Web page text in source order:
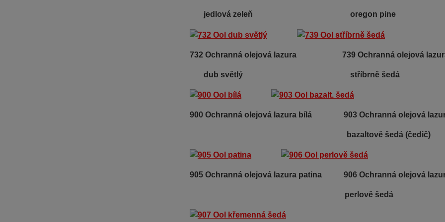
jedlová zeleň oregon pine
732 Ochranná olejová lazura 739 Ochranná olejová
dub světlý stříbrně šedá
900 Ochranná olejová lazura bílá 903 Ochranná olejová
bazaltově šedá (čedič)
905 Ochranná olejová lazura patina 906 Ochranná olejová
perlově šedá